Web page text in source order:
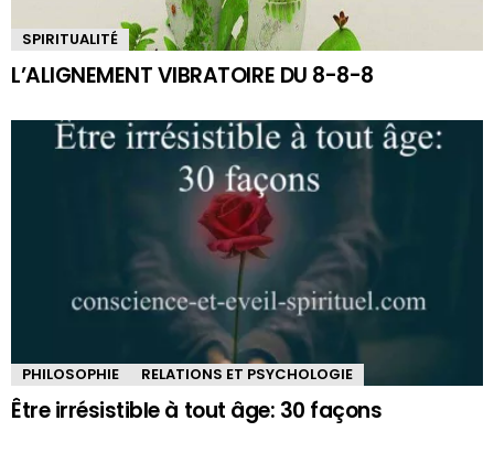
SPIRITUALITÉ
L’ALIGNEMENT VIBRATOIRE DU 8-8-8
PHILOSOPHIE RELATIONS ET PSYCHOLOGIE
Être irrésistible à tout âge: 30 façons